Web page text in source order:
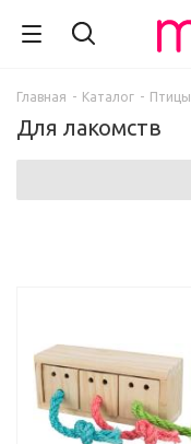
Главная - Каталог - Птицы
Для лакомств